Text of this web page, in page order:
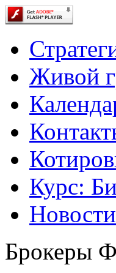
Живой
Курс:
Новости
Брокеры